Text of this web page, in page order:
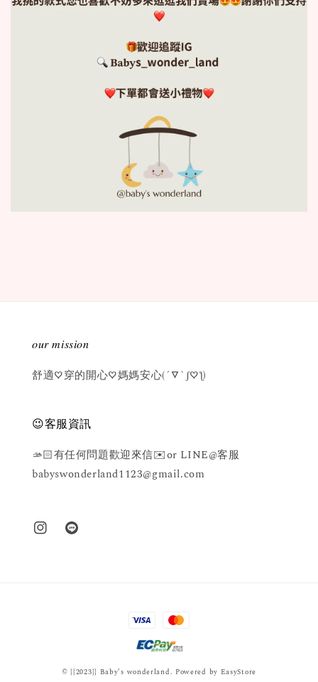
𝑜𝑢𝑟 𝑚𝑖𝑠𝑠𝑖𝑜𝑛
舒適♡穿的開心♡媽媽安心(´▽`ʃ♡ƪ)
😉客服資訊
🫴🏻有任何問題歡迎來信✉️or LINE@客服
babyswonderland1123@gmail.com
© {{2023}} Baby’s wonderland. Powered by EasyStore